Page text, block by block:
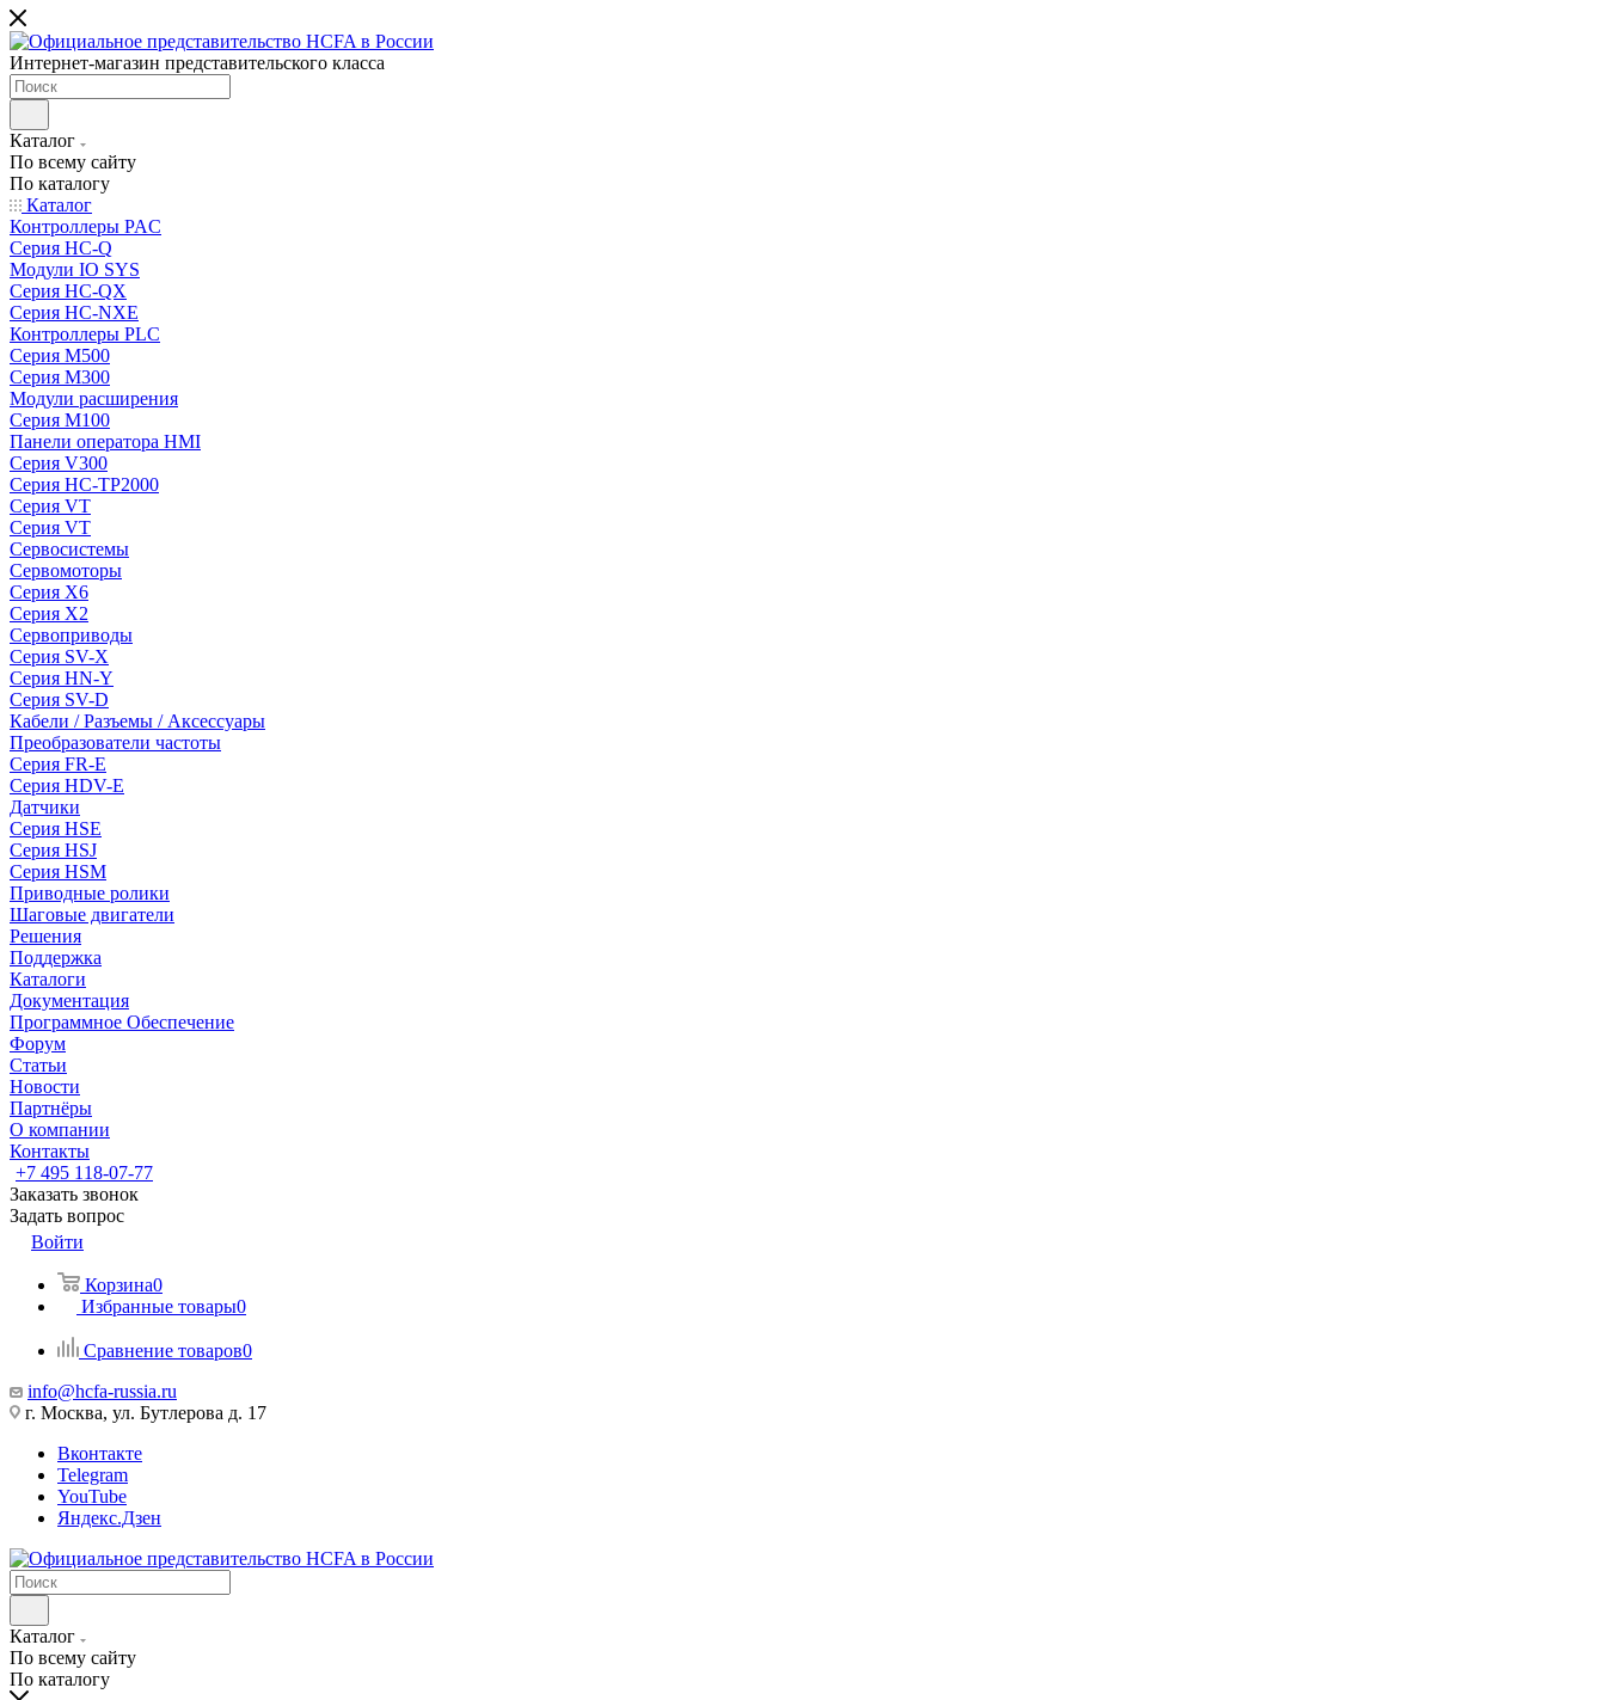
Интернет-магазин представительского класса
Каталог
По всему сайту
По каталогу
Каталог
Контроллеры PAC
Серия HC-Q
Модули IO SYS
Серия HC-QX
Серия HC-NXE
Контроллеры PLC
Серия M500
Серия M300
Модули расширения
Серия M100
Панели оператора HMI
Серия V300
Серия HC-TP2000
Серия VT
Серия VT
Сервосистемы
Сервомоторы
Серия X6
Серия X2
Сервоприводы
Серия SV-X
Серия HN-Y
Серия SV-D
Кабели / Разъемы / Аксессуары
Преобразователи частоты
Серия FR-E
Серия HDV-E
Датчики
Серия HSE
Серия HSJ
Серия HSM
Приводные ролики
Шаговые двигатели
Решения
Поддержка
Каталоги
Документация
Программное Обеспечение
Форум
Статьи
Новости
Партнёры
О компании
Контакты
+7 495 118-07-77
Заказать звонок
Задать вопрос
Войти
Корзина0
Избранные товары0
Сравнение товаров0
info@hcfa-russia.ru
г. Москва, ул. Бутлерова д. 17
Вконтакте
Telegram
YouTube
Яндекс.Дзен
Каталог
По всему сайту
По каталогу